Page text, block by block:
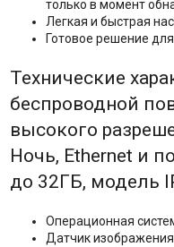
только в момент
Легкая и быстрая
Готовое решение
Технические
беспроводной
высокого
Ночь, Ethernet и
до 32ГБ, модель
Операционная
Датчик